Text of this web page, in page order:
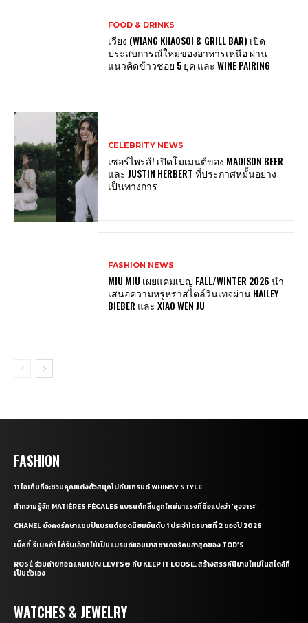
FOOD & DRINKS
เวียง (WIANG KHAOSOI & GRILL BAR) เปิด
ประสบการณ์ใหม่ของอาหารเหนือ ผ่าน
แนวคิดข้าวซอย 5 ยุค และ WINE PAIRING
CELEBRITY NEWS
เซอร์ไพรส์! เปิดโมเมนต์ของ MADISON BEER
และ JUSTIN HERBERT ที่ประกาศหมั้นอย่าง
เป็นทางการ
FASHION NEWS
MIU MIU เผยแคมเปญ FALL/WINTER 2026 นำ
เสนอความหรูหราสไตล์วินเทจผ่าน HAILEY
BIEBER และ XIAO WEN JU
FASHION
11 ไอเท็มที่จะชวนคุณแต่งตัวสนุกไปกับเทรนด์ WHIMSY STYLE
ทำความรู้จัก MATIÈRES FÉCALES แบรนด์คลื่นลูกใหม่มาแรงที่ชื่อแปลว่า ‘อุจจาระ’
CHANEL ยังคงรักษาแชมป์แบรนด์ยอดนิยมอันดับ 1 ประจำไตรมาสที่ 2 ของปี 2026
เบ็คกี้ รีเบคก้า ได้รับเลือกให้เป็นแบรนด์แอมบาสซาเดอร์คนล่าสุดของ TOD’S
ROSÉ ร่วมถ่ายทอดแคมเปญ LEVI’S® กับ KEEP IT LOOSE. สร้างสรรค์นิยามใหม่ในสไตล์ที่
เป็นตัวเอง
WATCHES & JEWELRY